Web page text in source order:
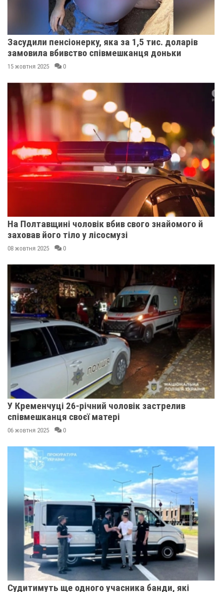
Засудили пенсіонерку, яка за 1,5 тис. доларів
замовила вбивство співмешканця доньки
15 жовтня 2025 0
На Полтавщині чоловік вбив свого знайомого й
заховав його тіло у лісосмузі
08 жовтня 2025 0
У Кременчуці 26-річний чоловік застрелив
співмешканця своєї матері
06 жовтня 2025 0
Судитимуть ще одного учасника банди, які